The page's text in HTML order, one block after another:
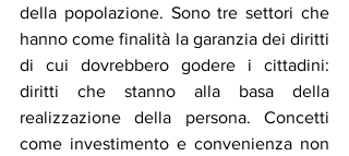
della popolazione. Sono tre settori che
hanno come finalità la garanzia dei diritti
di cui dovrebbero godere i cittadini:
diritti che stanno alla basa della
realizzazione della persona. Concetti
come investimento e convenienza non